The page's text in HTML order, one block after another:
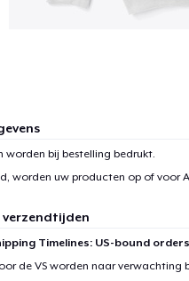
worden bij bestelling bedrukt.
worden uw producten op of voor
Timelines: US-bound orders
de VS worden naar